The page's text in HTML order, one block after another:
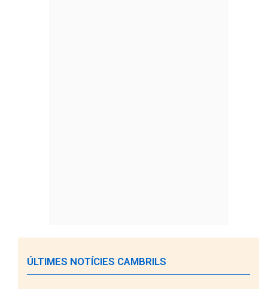
ÚLTIMES NOTÍCIES CAMBRILS